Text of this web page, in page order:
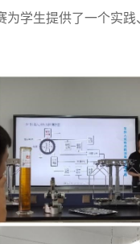
为学生提供了一个实